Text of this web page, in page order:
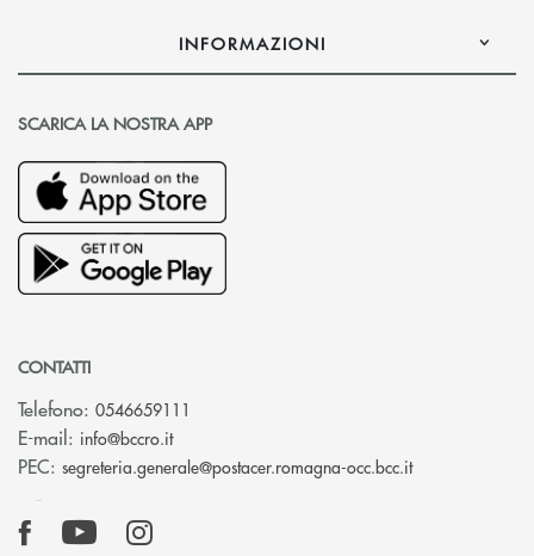
INFORMAZIONI
SCARICA LA NOSTRA APP
CONTATTI
Telefono: 0546659111
E-mail: info@bccro.it(si apre l’app di posta elettronica)
PEC: segreteria.generale@postacer.romagna-occ.bcc.it(si apre l’app